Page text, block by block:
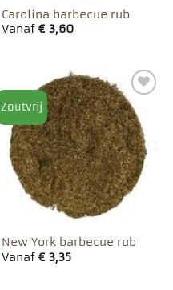
Carolina barbecue rub
Vanaf €3,60
Zoutvrij
Toevoegen
aan
favorieten
New York barbecue rub
Vanaf €3,35